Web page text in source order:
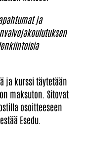
ja
ja kurssi täytetään
maksuton. Sitovat
osoitteeseen
Esedu.